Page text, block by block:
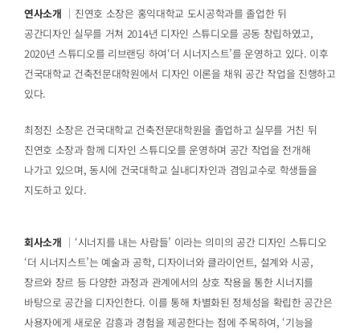
연사소개 ｜진연호 소장은 홍익대학교 도시공학과를 졸업한 뒤
공간디자인 실무를 거쳐 2014년 디자인 스튜디오를 공동 창립하였고,
2020년 스튜디오를 리브랜딩 하여‘더 시너지스트’를 운영하고 있다. 이후
건국대학교 건축전문대학원에서 디자인 이론을 채워 공간 작업을 진행하고
있다.
최정진 소장은 건국대학교 건축전문대학원을 졸업하고 실무를 거친 뒤
진연호 소장과 함께 디자인 스튜디오를 운영하며 공간 작업을 전개해
나가고 있으며, 동시에 건국대학교 실내디자인과 겸임교수로 학생들을
지도하고 있다.
회사소개 ｜‘시너지를 내는 사람들’ 이라는 의미의 공간 디자인 스튜디오
‘더 시너지스트’는 예술과 공학, 디자이너와 클라이언트, 설계와 시공,
장르와 장르 등 다양한 과정과 관계에서의 상호 작용을 통한 시너지를
바탕으로 공간을 디자인한다. 이를 통해 차별화된 정체성을 확립한 공간은
사용자에게 새로운 감흥과 경험을 제공한다는 점에 주목하여, ‘기능을